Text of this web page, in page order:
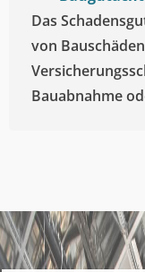
Das
von
Bauabnahme